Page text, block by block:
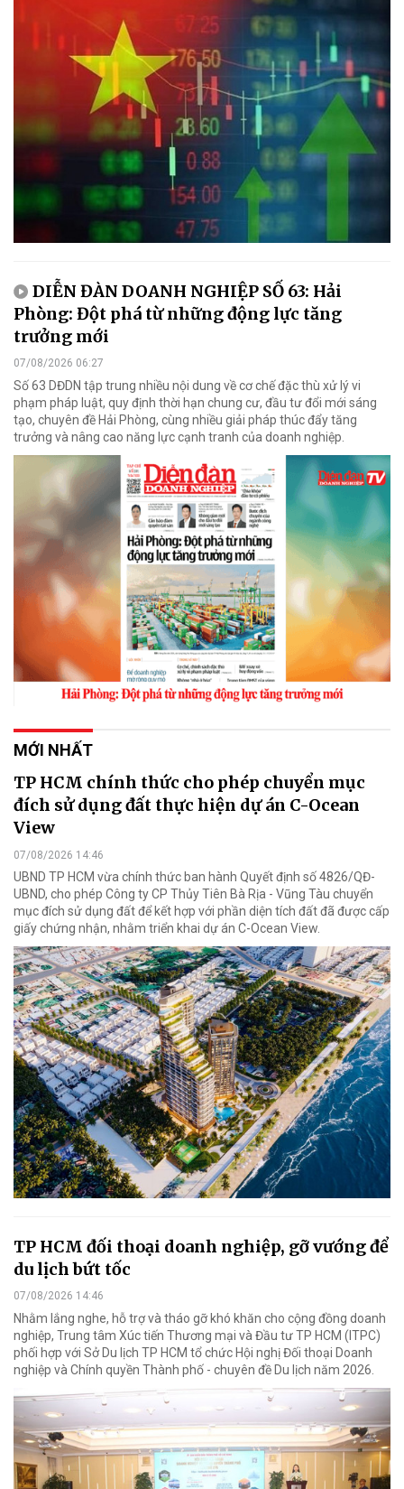
DIỄN ĐÀN DOANH NGHIỆP SỐ 63: Hải
Phòng: Đột phá từ những động lực tăng
trưởng mới
07/08/2026 06:27
Số 63 DĐDN tập trung nhiều nội dung về cơ chế đặc thù xử lý vi
phạm pháp luật, quy định thời hạn chung cư, đầu tư đổi mới sáng
tạo, chuyên đề Hải Phòng, cùng nhiều giải pháp thúc đẩy tăng
trưởng và nâng cao năng lực cạnh tranh của doanh nghiệp.
MỚI NHẤT
TP HCM chính thức cho phép chuyển mục
đích sử dụng đất thực hiện dự án C-Ocean
View
07/08/2026 14:46
UBND TP HCM vừa chính thức ban hành Quyết định số 4826/QĐ-
UBND, cho phép Công ty CP Thủy Tiên Bà Rịa - Vũng Tàu chuyển
mục đích sử dụng đất để kết hợp với phần diện tích đất đã được cấp
giấy chứng nhận, nhằm triển khai dự án C-Ocean View.
TP HCM đối thoại doanh nghiệp, gỡ vướng để
du lịch bứt tốc
07/08/2026 14:46
Nhằm lắng nghe, hỗ trợ và tháo gỡ khó khăn cho cộng đồng doanh
nghiệp, Trung tâm Xúc tiến Thương mại và Đầu tư TP HCM (ITPC)
phối hợp với Sở Du lịch TP HCM tổ chức Hội nghị Đối thoại Doanh
nghiệp và Chính quyền Thành phố - chuyên đề Du lịch năm 2026.